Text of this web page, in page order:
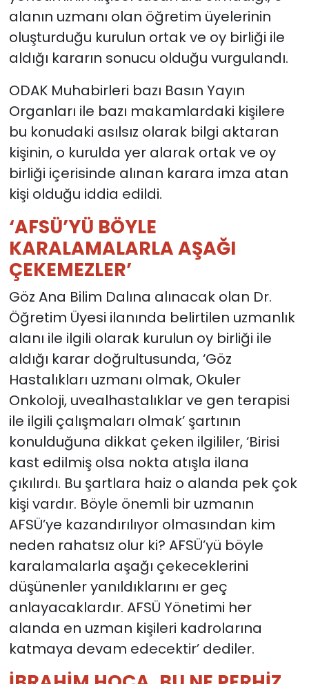
alanın uzmanı olan öğretim üyelerinin
oluşturduğu kurulun ortak ve oy birliği ile
aldığı kararın sonucu olduğu vurgulandı.
ODAK Muhabirleri bazı Basın Yayın
Organları ile bazı makamlardaki kişilere
bu konudaki asılsız olarak bilgi aktaran
kişinin, o kurulda yer alarak ortak ve oy
birliği içerisinde alınan karara imza atan
kişi olduğu iddia edildi.
‘AFSÜ’YÜ BÖYLE
KARALAMALARLA AŞAĞI
ÇEKEMEZLER’
Göz Ana Bilim Dalına alınacak olan Dr.
Öğretim Üyesi ilanında belirtilen uzmanlık
alanı ile ilgili olarak kurulun oy birliği ile
aldığı karar doğrultusunda, ‘Göz
Hastalıkları uzmanı olmak, Okuler
Onkoloji, uvealhastalıklar ve gen terapisi
ile ilgili çalışmaları olmak’ şartının
konulduğuna dikkat çeken ilgililer, ‘Birisi
kast edilmiş olsa nokta atışla ilana
çıkılırdı. Bu şartlara haiz o alanda pek çok
kişi vardır. Böyle önemli bir uzmanın
AFSÜ’ye kazandırılıyor olmasından kim
neden rahatsız olur ki? AFSÜ’yü böyle
karalamalarla aşağı çekeceklerini
düşünenler yanıldıklarını er geç
anlayacaklardır. AFSÜ Yönetimi her
alanda en uzman kişileri kadrolarına
katmaya devam edecektir’ dediler.